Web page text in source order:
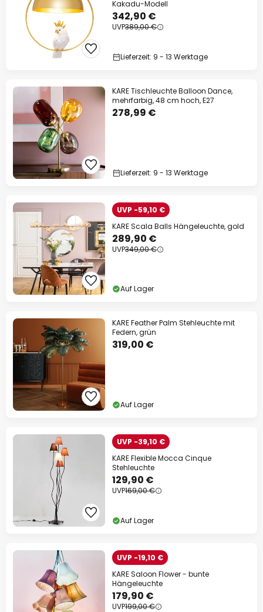
Kakadu-Modell
342,90 €
UVP389,00 €
Lieferzeit: 9 - 13 Werktage
KARE Tischleuchte Balloon Dance,
mehrfarbig, 48 cm hoch, E27
278,99 €
Lieferzeit: 9 - 13 Werktage
UVP -59,10 €
KARE Scala Balls Hängeleuchte, gold
289,90 €
UVP349,00 €
Auf Lager
KARE Feather Palm Stehleuchte mit
Federn, grün
319,00 €
Auf Lager
UVP -39,10 €
KARE Flexible Mocca Cinque
Stehleuchte
129,90 €
UVP169,00 €
Auf Lager
UVP -19,10 €
KARE Saloon Flower - bunte
Hängeleuchte
179,90 €
UVP199,00 €